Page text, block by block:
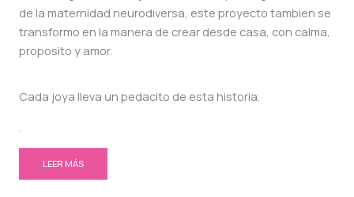
de la maternidad neurodiversa, este proyecto tambien se
transformo en la manera de crear desde casa, con calma,
proposito y amor.
Cada joya lleva un pedacito de esta historia.
.
LEER MÁS